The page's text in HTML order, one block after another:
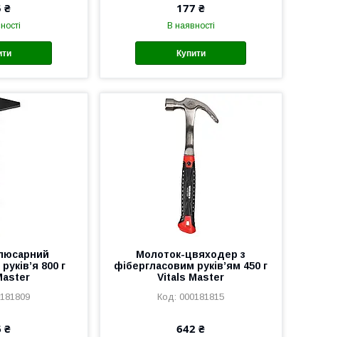
₴ 177 ₴
В наявності
Купити
800 г
₴
Молоток-цвяходер з
фібергласовим руків’ям 450 г
Vitals Master
000181815
642 ₴